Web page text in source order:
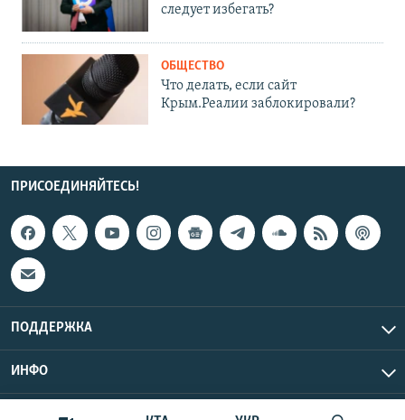
следует избегать?
ОБЩЕСТВО
Что делать, если сайт
Крым.Реалии заблокировали?
ПРИСОЕДИНЯЙТЕСЬ!
ПОДДЕРЖКА
ИНФО